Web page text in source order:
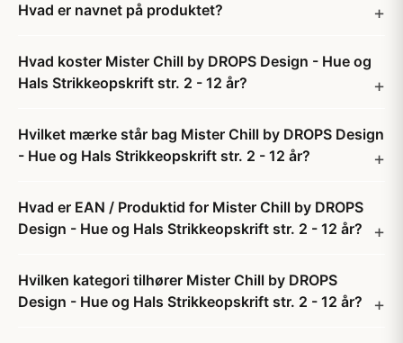
Hvad er navnet på produktet?
Hvad koster Mister Chill by DROPS Design - Hue og
Hals Strikkeopskrift str. 2 - 12 år?
Hvilket mærke står bag Mister Chill by DROPS Design
- Hue og Hals Strikkeopskrift str. 2 - 12 år?
Hvad er EAN / Produktid for Mister Chill by DROPS
Design - Hue og Hals Strikkeopskrift str. 2 - 12 år?
Hvilken kategori tilhører Mister Chill by DROPS
Design - Hue og Hals Strikkeopskrift str. 2 - 12 år?